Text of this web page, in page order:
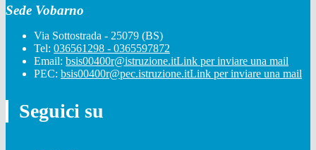
Sede Vobarno
Via Sottostrada - 25079 (BS)
Tel: 036561298 - 0365597872
Email: bsis00400r@istruzione.itLink per inviare una mail
PEC: bsis00400r@pec.istruzione.itLink per inviare una mail
Seguici su